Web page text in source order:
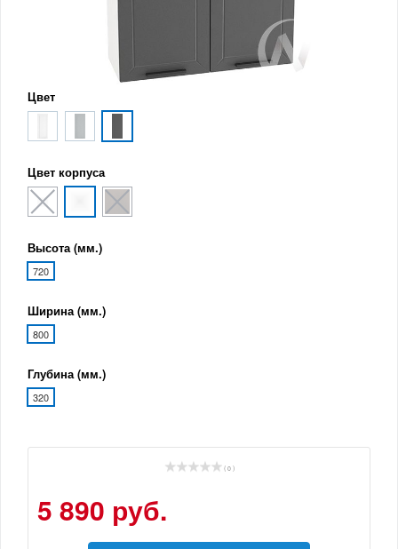
Цвет
Цвет корпуса
Высота (мм.)
720
Ширина (мм.)
800
Глубина (мм.)
320
( 0 )
5 890 руб.